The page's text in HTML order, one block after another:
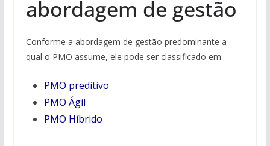
abordagem de gestão
Conforme a abordagem de gestão predominante a
qual o PMO assume, ele pode ser classificado em:
PMO preditivo
PMO Ágil
PMO Híbrido